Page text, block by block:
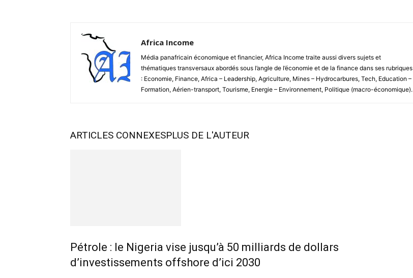
Africa Income
Média panafricain économique et financier, Africa Income traite aussi divers sujets et
thématiques transversaux abordés sous l’angle de l’économie et de la finance dans ses rubriques
: Economie, Finance, Africa – Leadership, Agriculture, Mines – Hydrocarbures, Tech, Education –
Formation, Aérien-transport, Tourisme, Energie – Environnement, Politique (macro-économique).
ARTICLES CONNEXESPLUS DE L'AUTEUR
Pétrole : le Nigeria vise jusqu’à 50 milliards de dollars
d’investissements offshore d’ici 2030